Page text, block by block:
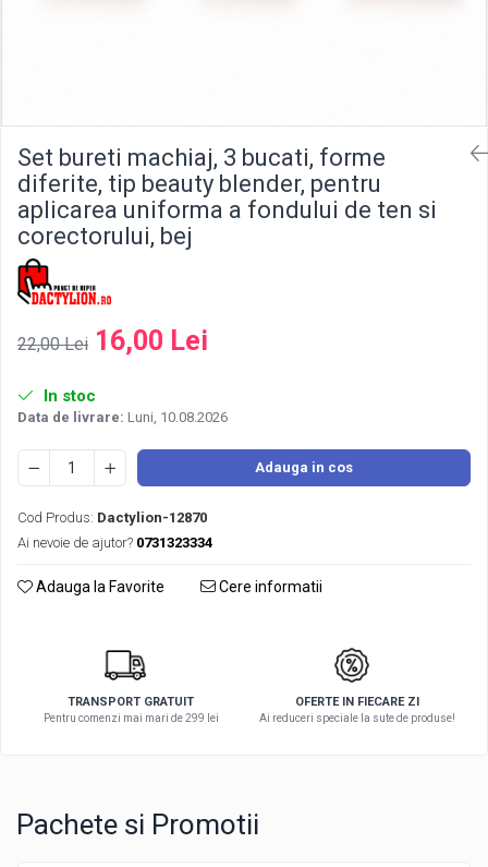
Set bureti machiaj, 3 bucati, forme
diferite, tip beauty blender, pentru
aplicarea uniforma a fondului de ten si
corectorului, bej
22,00 Lei 16,00 Lei
In stoc
Data de livrare: Luni, 10.08.2026
Adauga in cos
Cod Produs: Dactylion-12870
Ai nevoie de ajutor? 0731323334
Adauga la Favorite Cere informatii
TRANSPORT GRATUIT
Pentru comenzi mai mari de 299 lei
OFERTE IN FIECARE ZI
Ai reduceri speciale la sute de produse!
Pachete si Promotii